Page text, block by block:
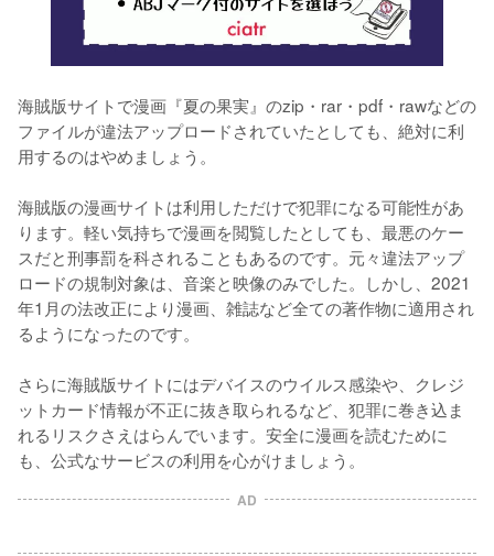
海賊版サイトで漫画『夏の果実』のzip・rar・pdf・rawなどの
ファイルが違法アップロードされていたとしても、絶対に利
用するのはやめましょう。
海賊版の漫画サイトは利用しただけで犯罪になる可能性があ
ります。軽い気持ちで漫画を閲覧したとしても、最悪のケー
スだと刑事罰を科されることもあるのです。元々違法アップ
ロードの規制対象は、音楽と映像のみでした。しかし、2021
年1月の法改正により漫画、雑誌など全ての著作物に適用され
るようになったのです。
さらに海賊版サイトにはデバイスのウイルス感染や、クレジ
ットカード情報が不正に抜き取られるなど、犯罪に巻き込ま
れるリスクさえはらんでいます。安全に漫画を読むために
も、公式なサービスの利用を心がけましょう。
AD